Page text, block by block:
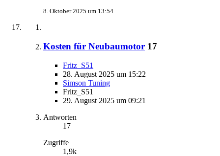
8. Oktober 2025 um 13:54
Kosten für Neubaumotor 17
Fritz_S51
28. August 2025 um 15:22
Simson Tuning
Fritz_S51
29. August 2025 um 09:21
Antworten
17
Zugriffe
1,9k